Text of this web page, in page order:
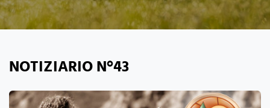
NOTIZIARIO N°43